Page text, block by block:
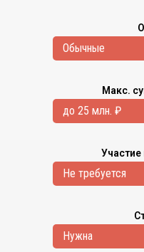
Обычные
Макс.
до 25 млн. ₽
Участие
Не требуется
Нужна